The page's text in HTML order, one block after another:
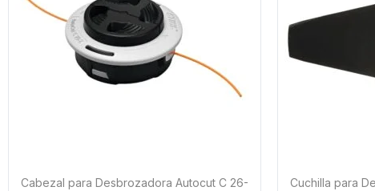
Cabezal para Desbrozadora Autocut C 26-
Cuchilla para